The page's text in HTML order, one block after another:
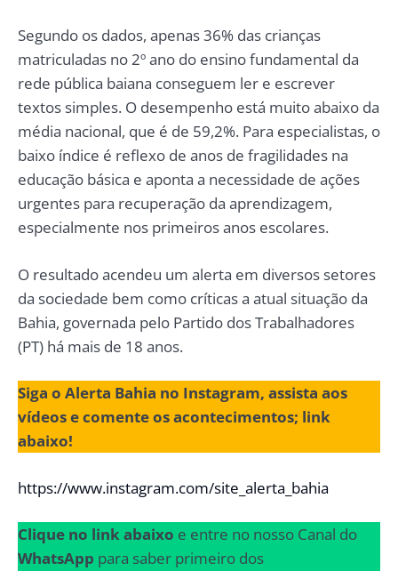
Segundo os dados, apenas 36% das crianças
matriculadas no 2º ano do ensino fundamental da
rede pública baiana conseguem ler e escrever
textos simples. O desempenho está muito abaixo da
média nacional, que é de 59,2%. Para especialistas, o
baixo índice é reflexo de anos de fragilidades na
educação básica e aponta a necessidade de ações
urgentes para recuperação da aprendizagem,
especialmente nos primeiros anos escolares.
O resultado acendeu um alerta em diversos setores
da sociedade bem como críticas a atual situação da
Bahia, governada pelo Partido dos Trabalhadores
(PT) há mais de 18 anos.
Siga o Alerta Bahia no Instagram, assista aos
vídeos e comente os acontecimentos; link
abaixo!
https://www.instagram.com/site_alerta_bahia
Clique no link abaixo e entre no nosso Canal do
WhatsApp para saber primeiro dos